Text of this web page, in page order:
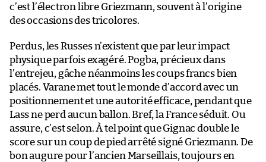
c’est l’électron libre Griezmann, souvent à l’origine
des occasions des tricolores.
Perdus, les Russes n’existent que par leur impact
physique parfois exagéré. Pogba, précieux dans
l’entrejeu, gâche néanmoins les coups francs bien
placés. Varane met tout le monde d’accord avec un
positionnement et une autorité efficace, pendant que
Lass ne perd aucun ballon. Bref, la France séduit. Ou
assure, c’est selon. À tel point que Gignac double le
score sur un coup de pied arrêté signé Griezmann. De
bon augure pour l’ancien Marseillais, toujours en